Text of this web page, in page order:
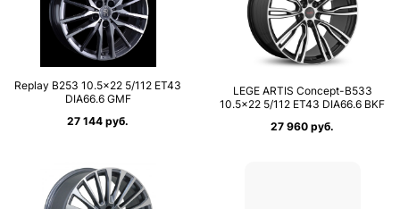
Replay B253 10.5×22 5/112 ET43
DIA66.6 GMF
27 144 руб.
LEGE ARTIS Concept-B533
10.5×22 5/112 ET43 DIA66.6 BKF
27 960 руб.